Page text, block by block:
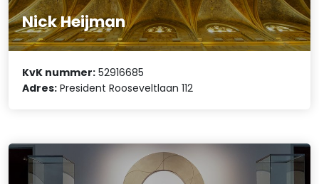
Nick Heijman
KvK nummer: 52916685
Adres: President Rooseveltlaan 112